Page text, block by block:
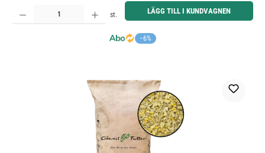
−6%
Produktkvantitet: Ange önskat belopp eller använd knapparna för att öka eller minska kvantiteten.
st. LÄGG TILL I KUNDVAGNEN